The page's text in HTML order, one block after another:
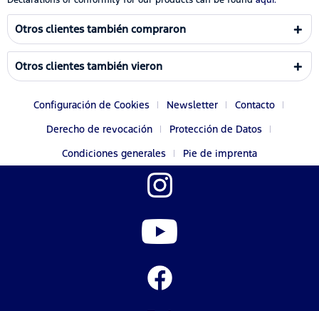
Otros clientes también compraron
Otros clientes también vieron
Configuración de Cookies Newsletter
Contacto
Derecho de revocación
Protección de Datos
Condiciones generales
Pie de imprenta